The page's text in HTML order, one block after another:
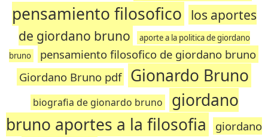
pensamiento filosofico los aportes
de giordano bruno
aporte a la politica de giordano
bruno
pensamiento filosofico de giordano bruno
Giordano Bruno pdf
Gionardo Bruno
biografia de gionardo bruno
giordano
bruno aportes a la filosofia
giordano